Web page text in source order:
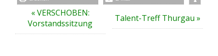
r
«VERSCHOBEN:
Vorstandssitzung
Talent-Treff Thurgau»